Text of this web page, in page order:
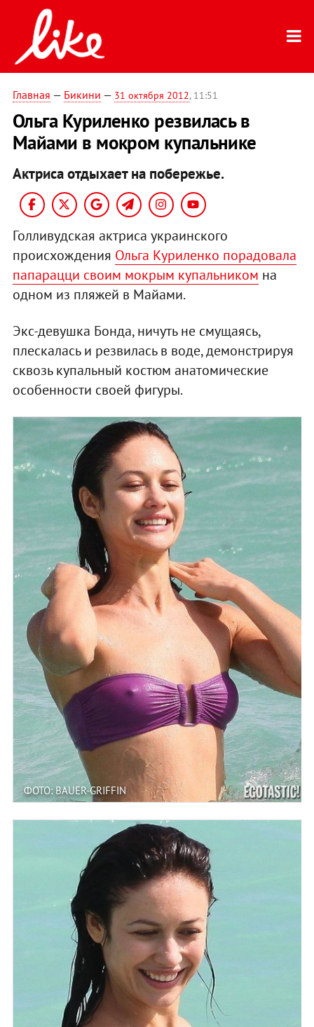
Главная — Бикини — 31 октября 2012, 11:51
Ольга Куриленко резвилась в
Майами в мокром купальнике
Актриса отдыхает на побережье.
Голливудская актриса украинского
происхождения Ольга Куриленко порадовала
папарацци своим мокрым купальником на
одном из пляжей в Майами.
Экс-девушка Бонда, ничуть не смущаясь,
плескалась и резвилась в воде, демонстрируя
сквозь купальный костюм анатомические
особенности своей фигуры.
ФОТО: BAUER-GRIFFIN